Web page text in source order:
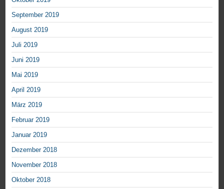
September 2019
August 2019
Juli 2019
Juni 2019
Mai 2019
April 2019
März 2019
Februar 2019
Januar 2019
Dezember 2018
November 2018
Oktober 2018